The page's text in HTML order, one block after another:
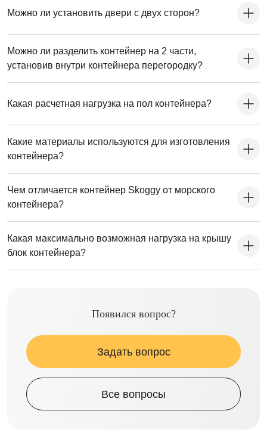
Можно ли установить двери с двух сторон?
Можно ли разделить контейнер на 2 части,
установив внутри контейнера перегородку?
Какая расчетная нагрузка на пол контейнера?
Какие материалы используются для изготовления
контейнера?
Чем отличается контейнер Skoggy от морского
контейнера?
Какая максимально возможная нагрузка на крышу
блок контейнера?
Появился вопрос?
Задать вопрос
Все вопросы